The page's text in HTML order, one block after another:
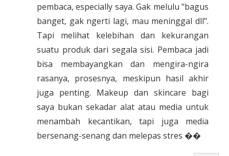
pembaca, especially saya. Gak melulu "bagus
banget, gak ngerti lagi, mau meninggal dll".
Tapi melihat kelebihan dan kekurangan
suatu produk dari segala sisi. Pembaca jadi
bisa membayangkan dan mengira-ngira
rasanya, prosesnya, meskipun hasil akhir
juga penting. Makeup dan skincare bagi
saya bukan sekadar alat atau media untuk
menambah kecantikan, tapi juga media
bersenang-senang dan melepas stres ��